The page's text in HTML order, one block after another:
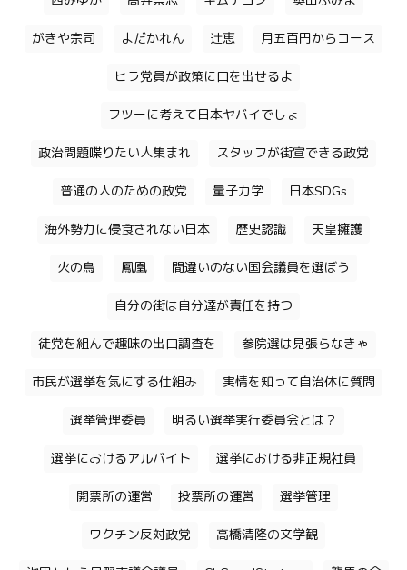
がきや宗司 よだかれん 辻恵 月五百円からコース
ヒラ党員が政策に口を出せるよ
フツーに考えて日本ヤバイでしょ
政治問題喋りたい人集まれ スタッフが街宣できる政党
普通の人のための政党 量子力学 日本SDGs
海外勢力に侵食されない日本 歴史認識 天皇擁護
火の鳥 鳳凰 間違いのない国会議員を選ぼう
自分の街は自分達が責任を持つ
徒党を組んで趣味の出口調査を 参院選は見張らなきゃ
市民が選挙を気にする仕組み 実情を知って自治体に質問
選挙管理委員 明るい選挙実行委員会とは？
選挙におけるアルバイト 選挙における非正規社員
開票所の運営 投票所の運営 選挙管理
ワクチン反対政党 高橋清隆の文学観